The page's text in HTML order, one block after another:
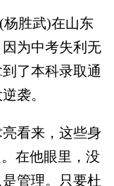
胜武)在山东
为中考失利无
了本科录取通
袭。
看来，这些身
在他眼里，没
管理。只要杜